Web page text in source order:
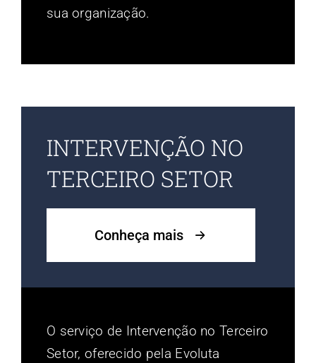
sua organização.
INTERVENÇÃO NO
TERCEIRO SETOR
Conheça mais
O serviço de Intervenção no Terceiro
Setor, oferecido pela Evoluta